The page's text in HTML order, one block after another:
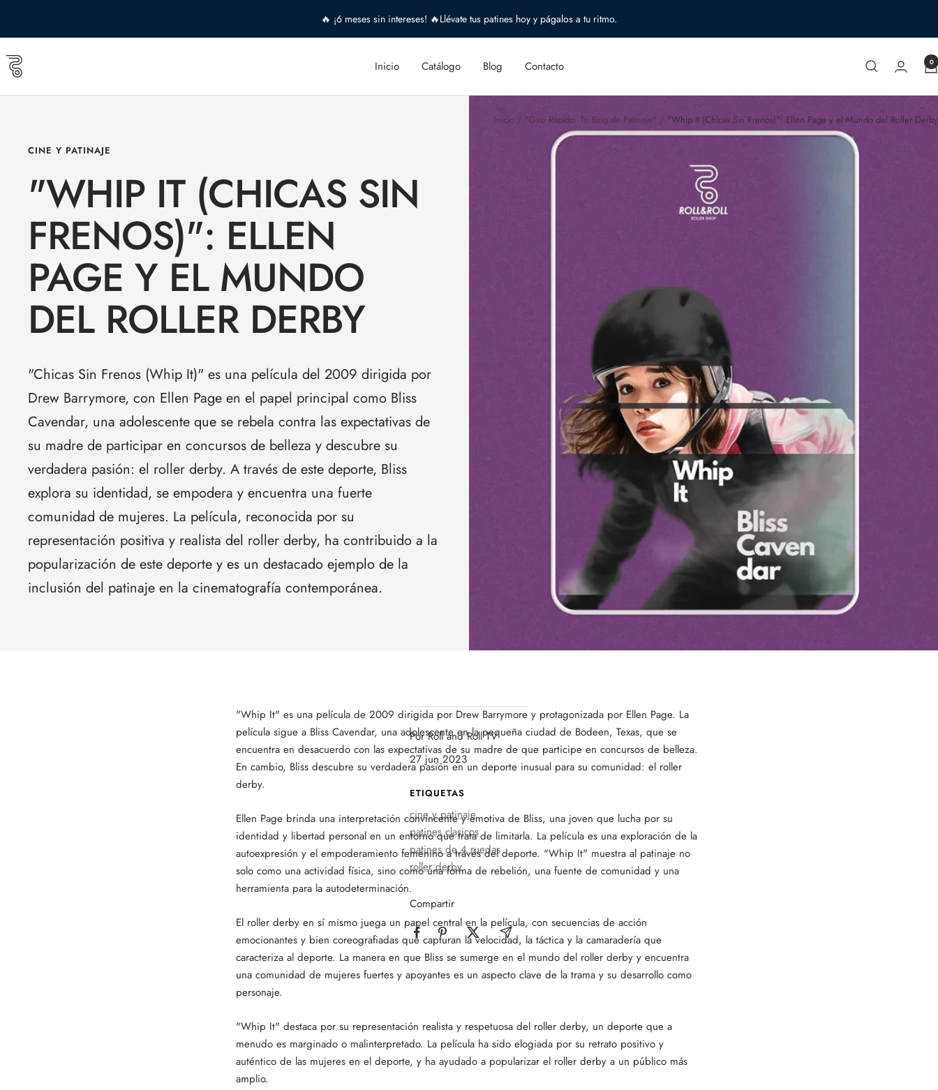
contenido
🔥 ¡6 meses sin intereses! 🔥Llévate tus patines hoy y págalos a tu ritmo.
Inicio Catálogo Blog Contacto
Roll
Roll
0
Inicio "Giro Rápido: Tu Blog de Patinaje" "Whip It (Chicas Sin Frenos)": Ellen Page y el Mundo del Roller Derby
CINE Y PATINAJE
"WHIP IT (CHICAS SIN
FRENOS)": ELLEN
PAGE Y EL MUNDO
DEL ROLLER DERBY
"Chicas Sin Frenos (Whip It)" es una película del 2009 dirigida por
Drew Barrymore, con Ellen Page en el papel principal como Bliss
Cavendar, una adolescente que se rebela contra las expectativas de
su madre de participar en concursos de belleza y descubre su
verdadera pasión: el roller derby. A través de este deporte, Bliss
explora su identidad, se empodera y encuentra una fuerte
comunidad de mujeres. La película, reconocida por su
representación positiva y realista del roller derby, ha contribuido a la
popularización de este deporte y es un destacado ejemplo de la
inclusión del patinaje en la cinematografía contemporánea.
Por Roll and Roll TV
27 jun 2023
ETIQUETAS
cine y patinaje
patines clasicos
patines de 4 ruedas
roller derby
Compartir
"Whip It" es una película de 2009 dirigida por Drew Barrymore y protagonizada por Ellen Page. La
película sigue a Bliss Cavendar, una adolescente en la pequeña ciudad de Bodeen, Texas, que se
encuentra en desacuerdo con las expectativas de su madre de que participe en concursos de belleza.
En cambio, Bliss descubre su verdadera pasión en un deporte inusual para su comunidad: el roller
derby.
Ellen Page brinda una interpretación convincente y emotiva de Bliss, una joven que lucha por su
identidad y libertad personal en un entorno que trata de limitarla. La película es una exploración de la
autoexpresión y el empoderamiento femenino a través del deporte. "Whip It" muestra al patinaje no
solo como una actividad física, sino como una forma de rebelión, una fuente de comunidad y una
herramienta para la autodeterminación.
El roller derby en sí mismo juega un papel central en la película, con secuencias de acción
emocionantes y bien coreografiadas que capturan la velocidad, la táctica y la camaradería que
caracteriza al deporte. La manera en que Bliss se sumerge en el mundo del roller derby y encuentra
una comunidad de mujeres fuertes y apoyantes es un aspecto clave de la trama y su desarrollo como
personaje.
"Whip It" destaca por su representación realista y respetuosa del roller derby, un deporte que a
menudo es marginado o malinterpretado. La película ha sido elogiada por su retrato positivo y
auténtico de las mujeres en el deporte, y ha ayudado a popularizar el roller derby a un público más
amplio.